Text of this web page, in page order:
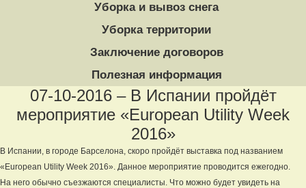
Уборка и вывоз снега
Уборка территории
Заключение договоров
Полезная информация
07-10-2016 – В Испании пройдёт
мероприятие «European Utility Week
2016»
В Испании, в городе Барселона, скоро пройдёт выставка под названием
«European Utility Week 2016». Данное мероприятие проводится ежегодно.
На него обычно съезжаются специалисты. Что можно будет увидеть на